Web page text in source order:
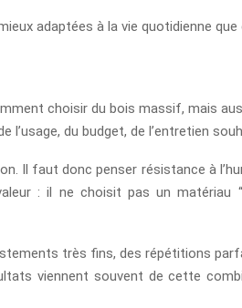
adaptées à la vie quotidienne
choisir du bois massif, mais
du budget, de l’entretien
Il faut donc penser résistance à
: il ne choisit pas un matériau
très fins, des répétitions
viennent souvent de cette